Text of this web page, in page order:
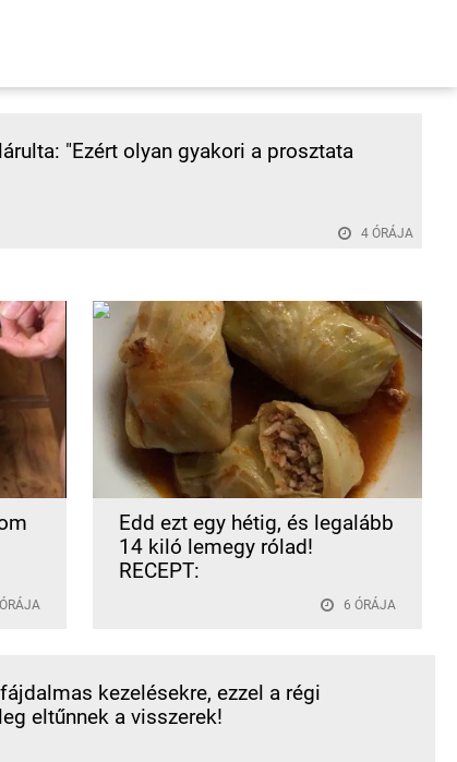
"Ezért olyan gyakori a prosztata
4 ÓRÁJA
Edd ezt egy hétig, és legalább
14 kiló lemegy rólad!
RECEPT:
6 ÓRÁJA
kezelésekre, ezzel a régi
eltűnnek a visszerek!